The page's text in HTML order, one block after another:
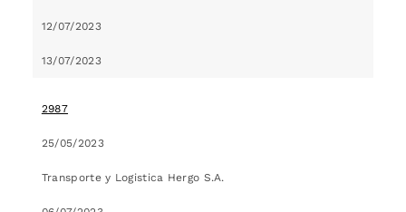
12/07/2023
13/07/2023
2987
25/05/2023
Transporte y Logistica Hergo S.A.